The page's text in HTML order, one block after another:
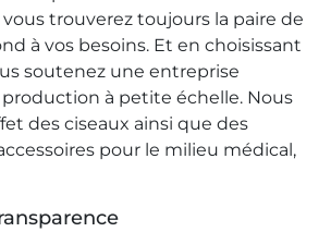
trouverez toujours la paire de
à vos besoins. Et en choisissant
soutenez une entreprise
à petite échelle. Nous
des ciseaux ainsi que des
pour le milieu médical,